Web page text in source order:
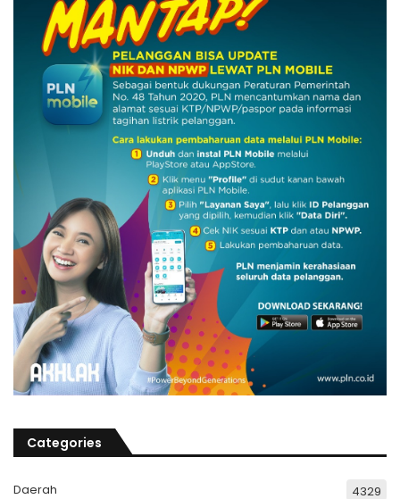
Categories
Daerah 4329